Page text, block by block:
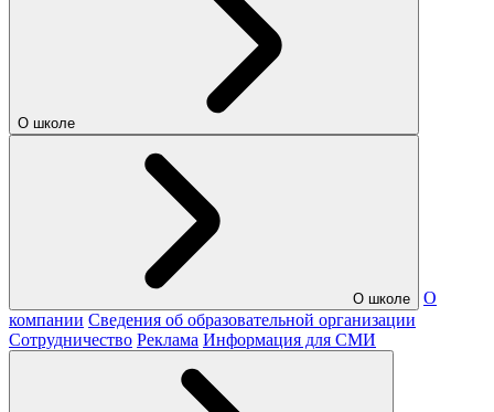
О школе
О школе
О
компании Сведения об образовательной организации
Сотрудничество Реклама Информация для СМИ